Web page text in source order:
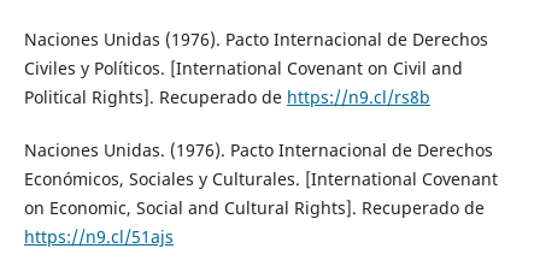
Naciones Unidas (1976). Pacto Internacional de Derechos
Civiles y Políticos. [International Covenant on Civil and
Political Rights]. Recuperado de https://n9.cl/rs8b
Naciones Unidas. (1976). Pacto Internacional de Derechos
Económicos, Sociales y Culturales. [International Covenant
on Economic, Social and Cultural Rights]. Recuperado de
https://n9.cl/51ajs